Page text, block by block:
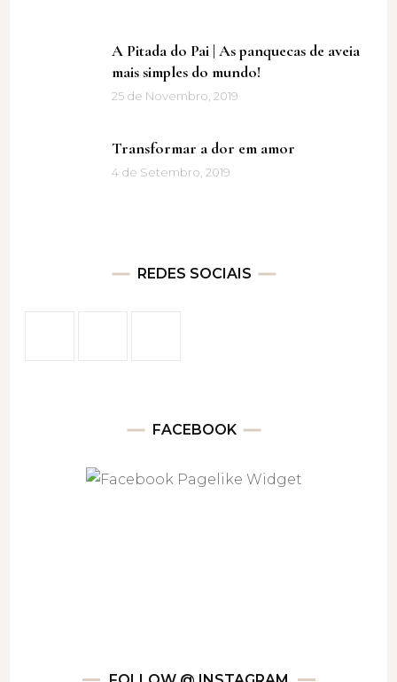
A Pitada do Pai | As panquecas de aveia
mais simples do mundo!
25 de Novembro, 2019
Transformar a dor em amor
4 de Setembro, 2019
REDES SOCIAIS
FACEBOOK